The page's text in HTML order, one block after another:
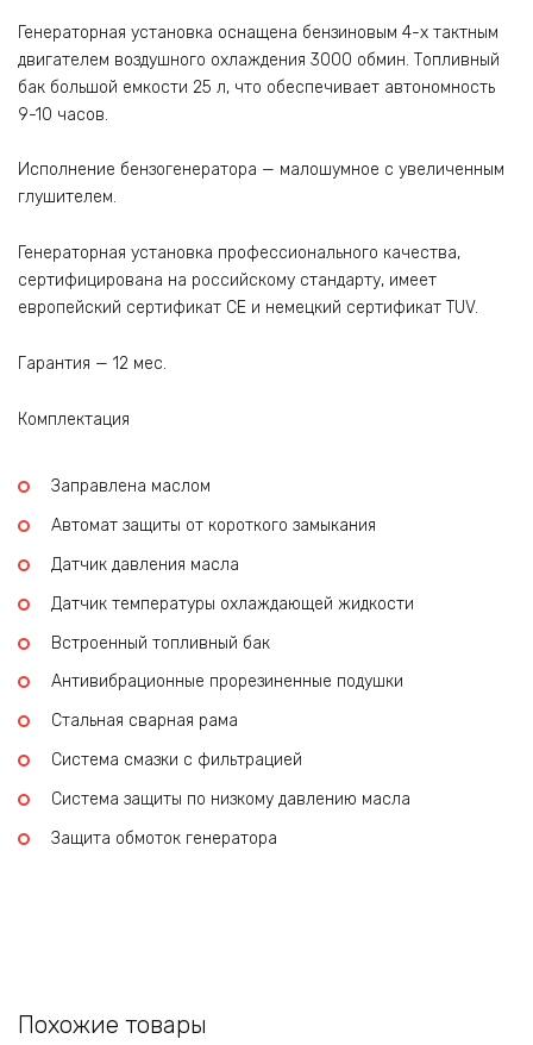
Генераторная установка оснащена бензиновым 4-х тактным
двигателем воздушного охлаждения 3000 обмин. Топливный
бак большой емкости 25 л, что обеспечивает автономность
9-10 часов.
Исполнение бензогенератора — малошумное с увеличенным
глушителем.
Генераторная установка профессионального качества,
сертифицирована на российскому стандарту, имеет
европейский сертификат CE и немецкий сертификат TUV.
Гарантия — 12 мес.
Комплектация
Заправлена маслом
Автомат защиты от короткого замыкания
Датчик давления масла
Датчик температуры охлаждающей жидкости
Встроенный топливный бак
Антивибрационные прорезиненные подушки
Стальная сварная рама
Система смазки с фильтрацией
Система защиты по низкому давлению масла
Защита обмоток генератора
Похожие товары